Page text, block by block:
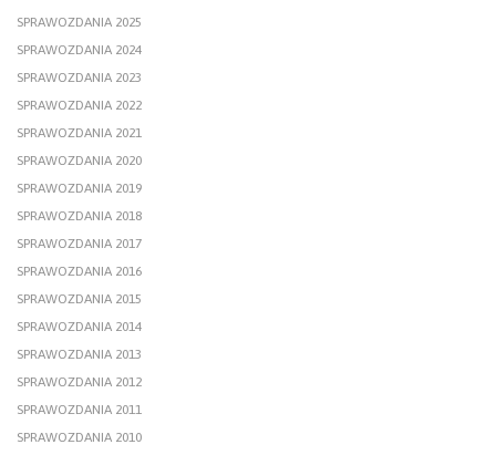
SPRAWOZDANIA 2025
SPRAWOZDANIA 2024
SPRAWOZDANIA 2023
SPRAWOZDANIA 2022
SPRAWOZDANIA 2021
SPRAWOZDANIA 2020
SPRAWOZDANIA 2019
SPRAWOZDANIA 2018
SPRAWOZDANIA 2017
SPRAWOZDANIA 2016
SPRAWOZDANIA 2015
SPRAWOZDANIA 2014
SPRAWOZDANIA 2013
SPRAWOZDANIA 2012
SPRAWOZDANIA 2011
SPRAWOZDANIA 2010